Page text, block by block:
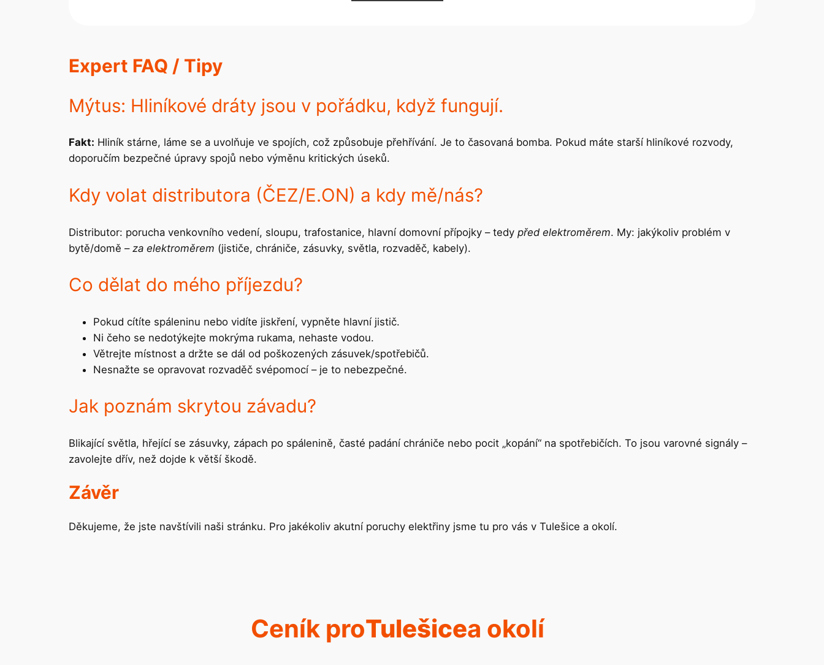
Expert FAQ / Tipy
Mýtus: Hliníkové dráty jsou v pořádku, když fungují.
Fakt: Hliník stárne, láme se a uvolňuje ve spojích, což způsobuje přehřívání. Je to časovaná bomba. Pokud máte starší hliníkové rozvody,
doporučím bezpečné úpravy spojů nebo výměnu kritických úseků.
Kdy volat distributora (ČEZ/E.ON) a kdy mě/nás?
Distributor: porucha venkovního vedení, sloupu, trafostanice, hlavní domovní přípojky – tedy před elektroměrem. My: jakýkoliv problém v
bytě/domě – za elektroměrem (jističe, chrániče, zásuvky, světla, rozvaděč, kabely).
Co dělat do mého příjezdu?
Pokud cítíte spáleninu nebo vidíte jiskření, vypněte hlavní jistič.
Ni čeho se nedotýkejte mokrýma rukama, nehaste vodou.
Větrejte místnost a držte se dál od poškozených zásuvek/spotřebičů.
Nesnažte se opravovat rozvaděč svépomocí – je to nebezpečné.
Jak poznám skrytou závadu?
Blikající světla, hřející se zásuvky, zápach po spálenině, časté padání chrániče nebo pocit „kopání“ na spotřebičích. To jsou varovné signály –
zavolejte dřív, než dojde k větší škodě.
Závěr
Děkujeme, že jste navštívili naši stránku. Pro jakékoliv akutní poruchy elektřiny jsme tu pro vás v Tulešice a okolí.
Ceník proTulešicea okolí